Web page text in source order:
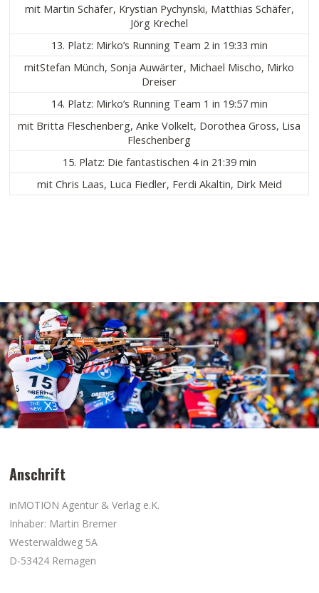
mit Martin Schäfer, Krystian Pychynski, Matthias Schäfer,
Jörg Krechel
13. Platz: Mirko’s Running Team 2 in 19:33 min
mitStefan Münch, Sonja Auwärter, Michael Mischo, Mirko
Dreiser
14. Platz: Mirko’s Running Team 1 in 19:57 min
mit Britta Fleschenberg, Anke Volkelt, Dorothea Gross, Lisa
Fleschenberg
15. Platz: Die fantastischen 4 in 21:39 min
mit Chris Laas, Luca Fiedler, Ferdi Akaltin, Dirk Meid
Anschrift
inMOTION Agentur & Verlag e.K.
Inhaber: Martin Bremer
Westerwaldweg 5A
D-53424 Remagen